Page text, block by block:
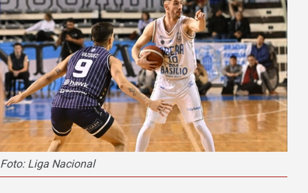
Foto: Liga Nacional